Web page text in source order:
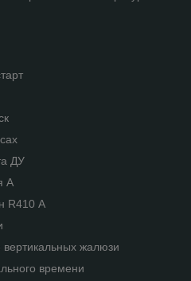
ДУ
А
R410 А
вертикальных жалюзи
времени